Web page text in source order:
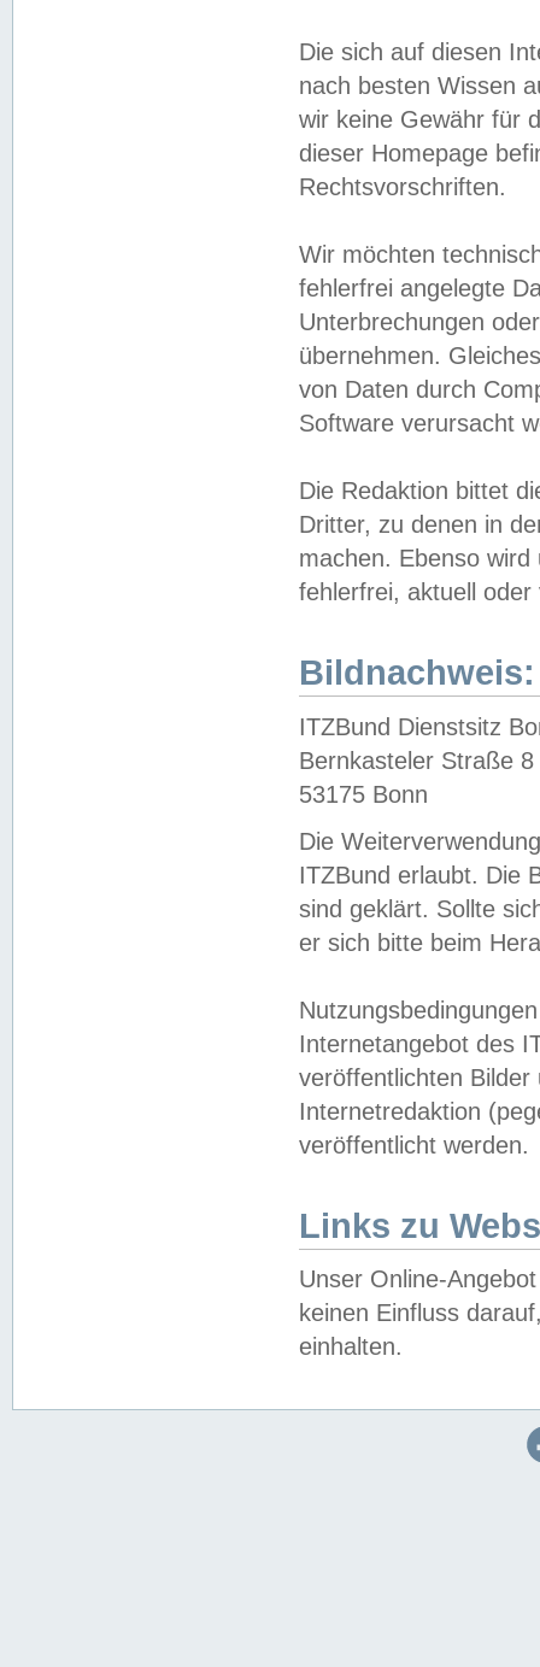
Die sich auf diesen
nach besten Wissen
wir keine Gewähr für
dieser Homepage
Rechtsvorschriften.
Wir möchten
fehlerfrei angelegte
Unterbrechungen
übernehmen.
von Daten durch
Software verursacht
Die Redaktion bittet
Dritter, zu denen in
machen. Ebenso
fehlerfrei, aktuell oder
Bildnachweis:
ITZBund Dienstsitz
Bernkasteler Straße 8
53175 Bonn
Die
ITZBund erlaubt. Die
sind geklärt. Sollte
er sich bitte beim
Internetangebot des
veröffentlichten
Internetredaktion
veröffentlicht werden.
Links zu
Unser Online-
keinen Einfluss
einhalten.